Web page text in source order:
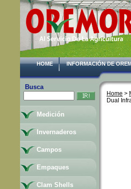
HOME INFORMACIÓN DE
Home >
Dual
Busca
Medición
Invernaderos
Campos
Empaques
Clam Shells